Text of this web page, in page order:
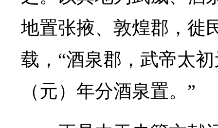
地置张掖、敦煌郡，徙
载，“酒泉郡，武帝太
（元）年分酒泉置。”